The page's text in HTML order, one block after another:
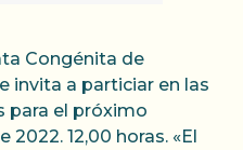
Congénita de
invita a particiar en las
para el próximo
12,00 horas. «El